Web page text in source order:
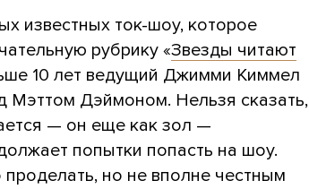
известных ток-шоу, которое
рубрику «Звезды читают
10 лет ведущий Джимми Киммел
Мэттом Дэймоном. Нельзя сказать,
— он еще как зол —
попытки попасть на шоу.
но не вполне честным